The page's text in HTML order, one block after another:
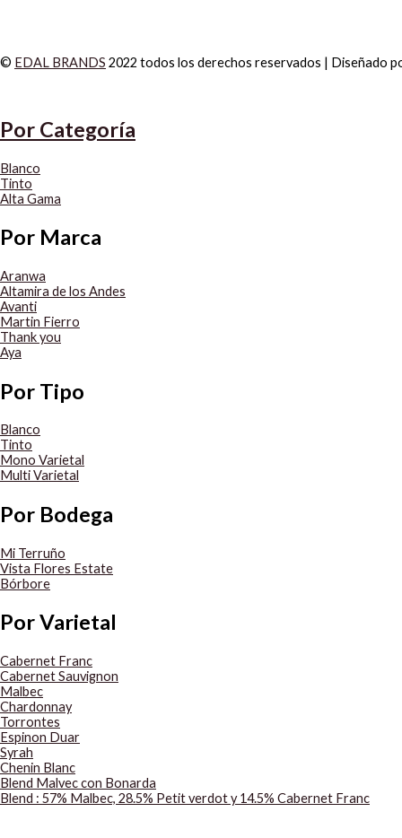
© EDAL BRANDS 2022 todos los derechos reservados | Diseñado
Por Categoría
Blanco
Tinto
Alta Gama
Por Marca
Aranwa
Altamira de los Andes
Avanti
Martin Fierro
Thank you
Aya
Por Tipo
Blanco
Tinto
Mono Varietal
Multi Varietal
Por Bodega
Mi Terruño
Vista Flores Estate
Bórbore
Por Varietal
Cabernet Franc
Cabernet Sauvignon
Malbec
Chardonnay
Torrontes
Espinon Duar
Syrah
Chenin Blanc
Blend Malvec con Bonarda
Blend : 57% Malbec, 28.5% Petit verdot y 14.5% Cabernet Franc